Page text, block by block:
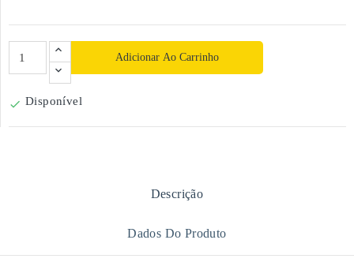
Adicionar Ao Carrinho
 Disponível
Descrição
Dados Do Produto